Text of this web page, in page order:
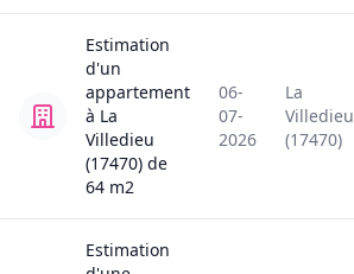
Estimation
d'un
appartement
à La
Villedieu
(17470) de
64 m2
06-
07-
2026
La
Villedieu
(17470)
Estimation